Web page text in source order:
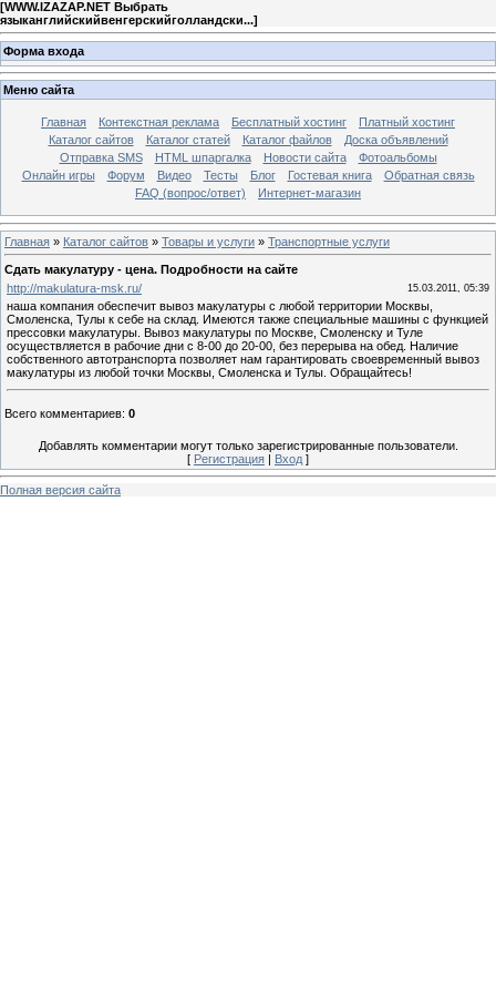
[WWW.IZAZAP.NET Выбрать
языканглийскийвенгерскийголландски...]
Форма входа
Меню сайта
Главная Контекстная реклама Бесплатный хостинг
Платный хостинг
Каталог сайтов
Каталог статей Каталог файлов
Доска объявлений
Отправка SMS
HTML шпаргалка Новости сайта
Фотоальбомы
Онлайн игры
Форум Видео Тесты Блог Гостевая книга
Обратная связь
FAQ (вопрос/ответ)
Интернет-магазин
Главная » Каталог сайтов » Товары и услуги » Транспортные услуги
Сдать макулатуру - цена. Подробности на сайте
http://makulatura-msk.ru/
15.03.2011, 05:39
наша компания обеспечит вывоз макулатуры с любой территории Москвы,
Смоленска, Тулы к себе на склад. Имеются также специальные машины с функцией
прессовки макулатуры. Вывоз макулатуры по Москве, Смоленску и Туле
осуществляется в рабочие дни с 8-00 до 20-00, без перерыва на обед. Наличие
собственного автотранспорта позволяет нам гарантировать своевременный вывоз
макулатуры из любой точки Москвы, Смоленска и Тулы. Обращайтесь!
Всего комментариев: 0
Добавлять комментарии могут только зарегистрированные пользователи.
[ Регистрация | Вход ]
Полная версия сайта